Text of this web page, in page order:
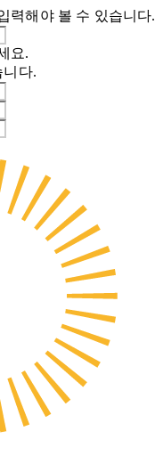
력해야 볼 수 있습니다.
요.
니다.